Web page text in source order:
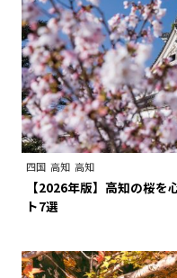
四国 高知 高知
【2026年版】高知の桜
ト7選